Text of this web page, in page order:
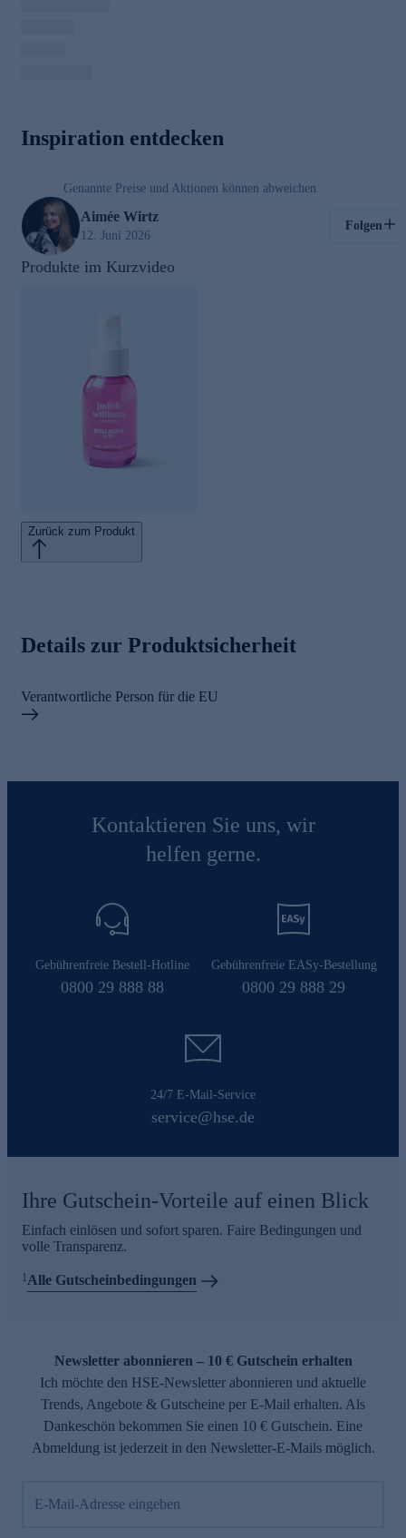
Inspiration entdecken
Kosmetik
/
00:48
Genannte Preise und Aktionen können abweichen
Aimée Wirtz
12. Juni 2026
Folgen
Produkte im Kurzvideo
Zurück zum Produkt
Details zur Produktsicherheit
Verantwortliche Person für die EU
Kontaktieren Sie uns, wir
helfen gerne.
Gebührenfreie Bestell-Hotline
0800 29 888 88
Gebührenfreie EASy-Bestellung
0800 29 888 29
24/7 E-Mail-Service
service@hse.de
Ihre Gutschein-Vorteile auf einen Blick
Einfach einlösen und sofort sparen. Faire Bedingungen und
volle Transparenz.
1 Alle Gutscheinbedingungen
Newsletter abonnieren – 10 € Gutschein erhalten
Ich möchte den HSE-Newsletter abonnieren und aktuelle
Trends, Angebote & Gutscheine per E-Mail erhalten. Als
Dankeschön bekommen Sie einen 10 € Gutschein. Eine
Abmeldung ist jederzeit in den Newsletter-E-Mails möglich.
E-Mail-Adresse eingeben